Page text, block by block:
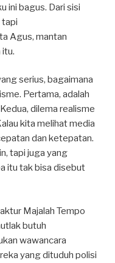
ini bagus. Dari sisi
tapi
Agus, mantan
itu.
serius, bagaimana
Pertama, adalah
dilema realisme
kita melihat media
dan ketepatan.
tapi juga yang
itu tak bisa disebut
Majalah Tempo
butuh
wawancara
yang dituduh polisi